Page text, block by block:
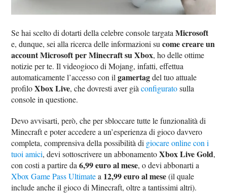
Se hai scelto di dotarti della celebre console targataMicrosoft
e, dunque, sei alla ricerca delle informazioni sucome creare un
account Microsoft per Minecraft su Xbox, ho delle ottime
notizie per te. Il videogioco di Mojang, infatti, effettua
automaticamente l’accesso con ilgamertagdel tuo attuale
profiloXbox Live, che dovresti aver giàconfiguratosulla
console in questione.
Devo avvisarti, però, che per sbloccare tutte le funzionalità di
Minecraft e poter accedere a un’esperienza di gioco davvero
completa, comprensiva della possibilità di giocare online con i
tuoi amici, devi sottoscrivere un abbonamentoXbox Live Gold,
con costi a partire da6,99 euro al mese, o devi abbonarti a
Xbox Game Pass Ultimatea 12,99 euro al mese(il quale
include anche il gioco di Minecraft, oltre a tantissimi altri).